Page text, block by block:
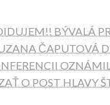
BÝVALÁ
ČAPUTOVÁ
O POST HLAVY